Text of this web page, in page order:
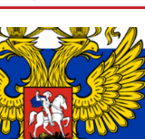
σήμερα 6 Αυγούστου
2026, 00:01
της Υεμένης